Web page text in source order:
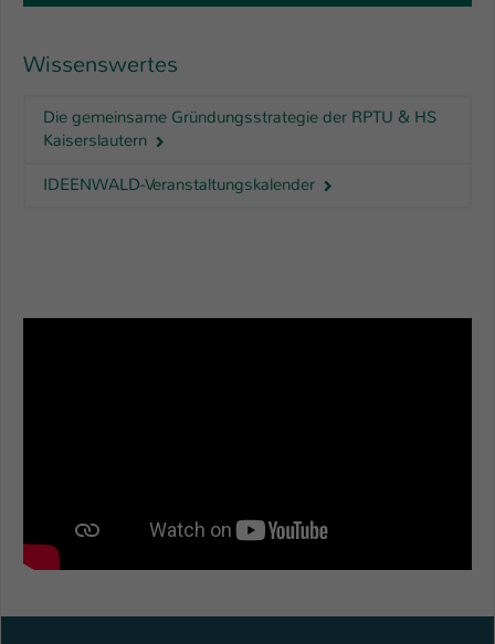
Wissenswertes
Die gemeinsame Gründungsstrategie der RPTU & HS
Kaiserslautern
IDEENWALD-Veranstaltungskalender